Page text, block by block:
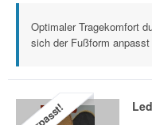
Optimaler Tragekomfort
sich der Fußform